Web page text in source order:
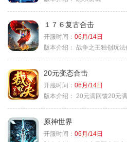
１７６复古合击
开服时间： 06月/14日
版本介绍： 战争之王独创玩法
20元变态合击
开服时间： 06月/14日
版本介绍： 20元满回馈20元
原神世界
开服时间： 06月/14日